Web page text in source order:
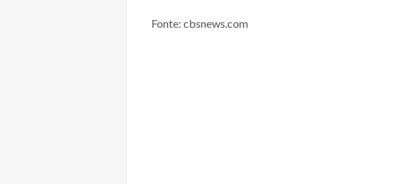
Fonte: cbsnews.com